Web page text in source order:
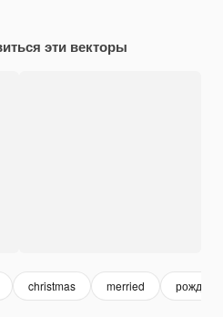
эти векторы
christmas merried